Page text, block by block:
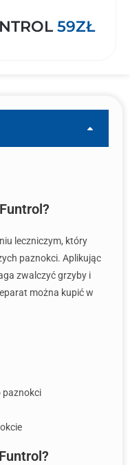
59ZŁ
leczniczym, który
paznokci. Aplikując
zwalczyć grzyby i
można kupić w
paznokci